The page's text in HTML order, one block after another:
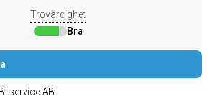
Trovärdighet
Bra
AB